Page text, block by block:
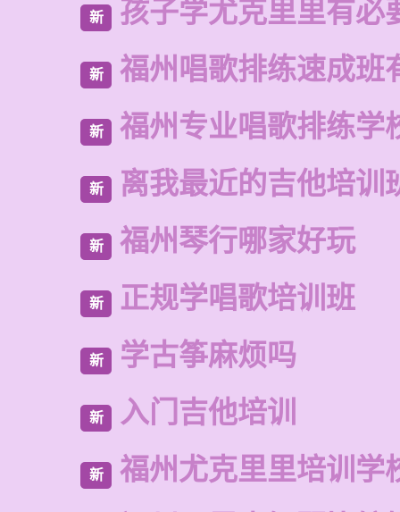
新 孩子学尤克里里有必
新 福州唱歌排练速成班
新 福州专业唱歌排练学
新 离我最近的吉他培训
新 福州琴行哪家好玩
新 正规学唱歌培训班
新 学古筝麻烦吗
新 入门吉他培训
新 福州尤克里里培训学